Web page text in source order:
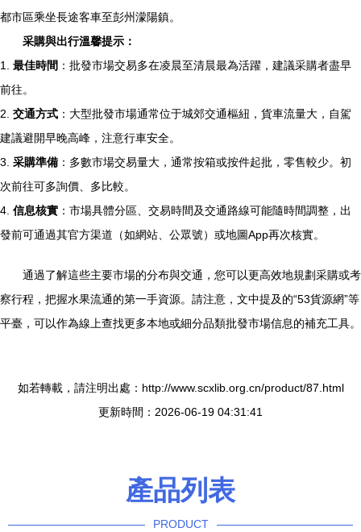
都市區乘坐長途客車至彭州濛陽鎮。
采購與出行溫馨提示：
1. 最佳時間 ：批發市場交易多在凌晨至清晨最為活躍，建議采購者盡早
前往。
2. 交通方式 ：大型批發市場通常位于城郊交通樞紐，貨車流量大，自駕
建議避開早晚高峰，注意行車安全。
3. 采購準備 ：多數市場交易量大，通常按箱或按件起批，零售較少。初
次前往可多詢價、多比較。
4. 信息核實 ：市場具體分區、交易時間及交通路線可能隨時間調整，出
發前可通過其官方渠道（如網站、公眾號）或地圖App再次核實。
通過了解這些主要市場的分布與交通，您可以更高效地規劃采購或考
察行程，把握水果流通的第一手資源。請注意，文中提及的“53貨源網”等
平臺，可以作為線上查找更多本地或細分品類批發市場信息的補充工具。
如若轉載，請注明出處：http://www.scxlib.org.cn/product/87.html
更新時間：2026-06-19 04:31:41
產品列表
PRODUCT